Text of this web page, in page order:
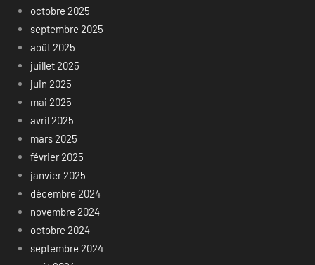
octobre 2025
septembre 2025
août 2025
juillet 2025
juin 2025
mai 2025
avril 2025
mars 2025
février 2025
janvier 2025
décembre 2024
novembre 2024
octobre 2024
septembre 2024